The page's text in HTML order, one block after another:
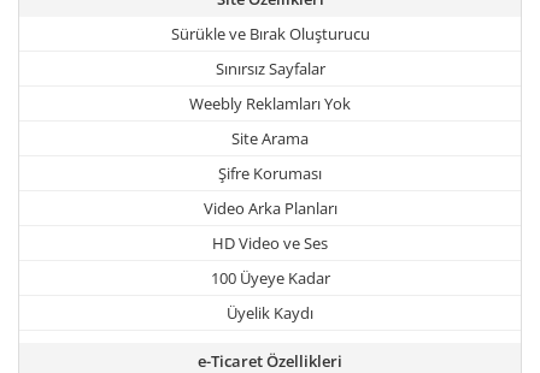
Sürükle ve Bırak Oluşturucu
Sınırsız Sayfalar
Weebly Reklamları Yok
Site Arama
Şifre Koruması
Video Arka Planları
HD Video ve Ses
100 Üyeye Kadar
Üyelik Kaydı
e-Ticaret Özellikleri